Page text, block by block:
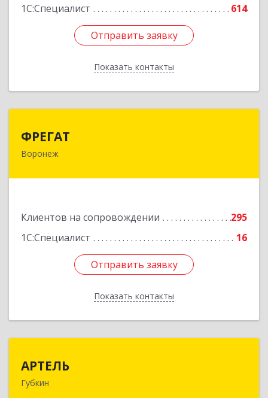
1С:Специалист
614
Отправить заявку
Показать контакты
Отправить заявку
Назад
ФРЕГАТ
Воронеж
Клиентов на сопровождении
295
1С:Специалист
16
Отправить заявку
Показать контакты
Отправить заявку
Назад
АРТЕЛЬ
Губкин309181, Белгородская обл, Губкинский р-н,